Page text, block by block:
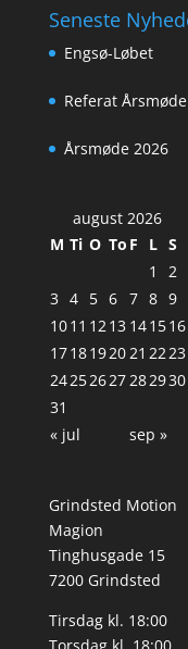
Seneste
Engsø-Løbet
Referat
Årsmøde 2026
august 2026
M Ti O To F L S
1
2
3 4 5 6 7 8 9
1011 1213 141516
1718192021 2223
24252627282930
31
« jul
sep »
Grindsted Motion
Magion
Tinghusgade 15
7200 Grindsted
Tirsdag kl. 18:00